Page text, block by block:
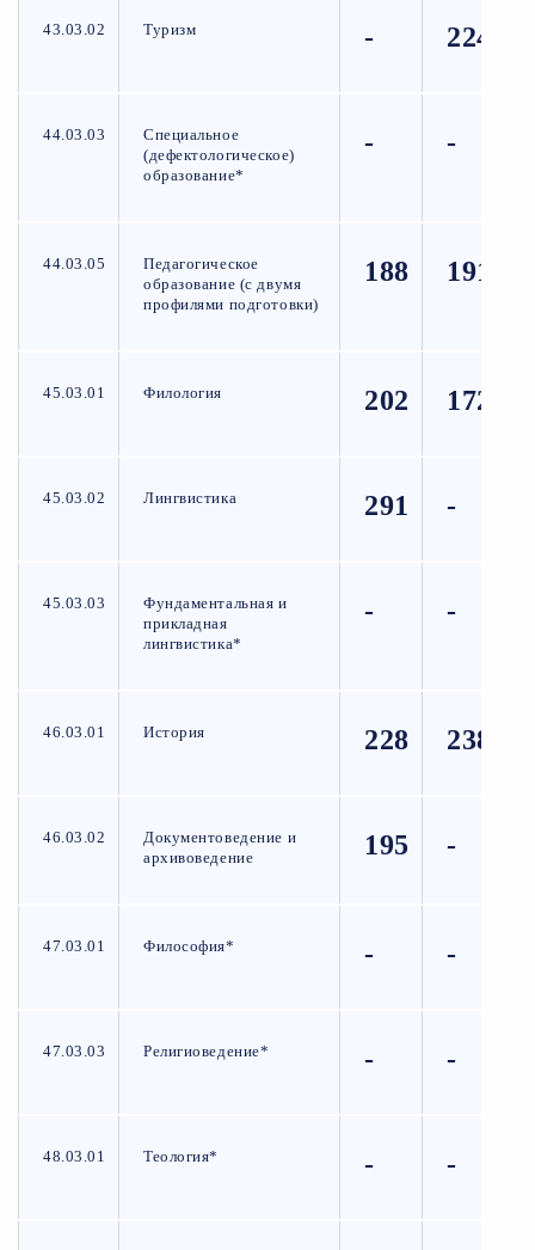
43.03.02 Туризм - 224
44.03.03
Специальное
(дефектологическое)
образование*
- -
44.03.05
Педагогическое
образование (с двумя
профилями подготовки)
188 191
45.03.01 Филология 202 172
45.03.02 Лингвистика 291 -
45.03.03
Фундаментальная и
прикладная
лингвистика*
- -
46.03.01 История 228 238
46.03.02
Документоведение и
архивоведение
195 -
47.03.01 Философия* - -
47.03.03 Религиоведение* - -
48.03.01 Теология* - -